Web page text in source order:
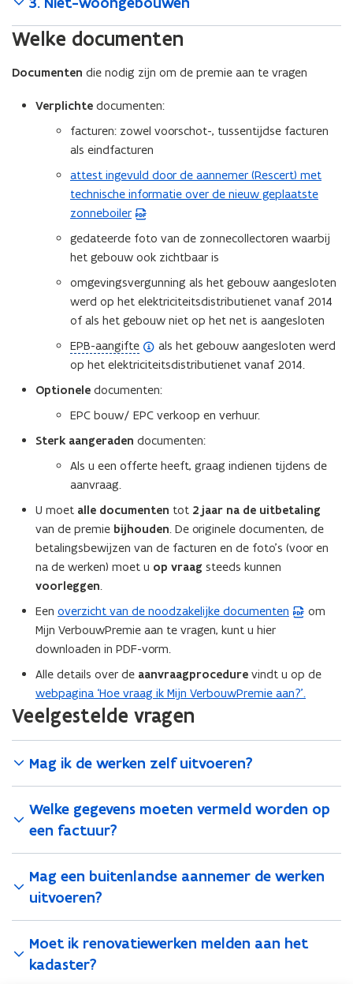
Welke documenten
Documenten die nodig zijn om de premie aan te vragen
Verplichte documenten:
facturen: zowel voorschot-, tussentijdse facturen
als eindfacturen
attest ingevuld door de aannemer (Rescert) met
technische informatie over de nieuw geplaatste
zonneboiler
(
P
D
F
b
s
t
a
n
d
o
e
n
t
i
n
i
e
u
w
v
e
n
s
t
r
)
gedateerde foto van de zonnecollectoren waarbij
het gebouw ook zichtbaar is
omgevingsvergunning als het gebouw aangesloten
werd op het elektriciteitsdistributienet vanaf 2014
of als het gebouw niet op het net is aangesloten
EPB-aangifte
(
o
n
d
e
n
i
t
i
e
)
als het gebouw aangesloten werd
op het elektriciteitsdistributienet vanaf 2014.
Optionele documenten:
EPC bouw/ EPC verkoop en verhuur.
Sterk aangeraden documenten:
Als u een offerte heeft, graag indienen tijdens de
aanvraag.
U moet alle documenten tot 2 jaar na de uitbetaling
van de premie bijhouden. De originele documenten, de
betalingsbewijzen van de facturen en de foto’s (voor en
na de werken) moet u op vraag steeds kunnen
voorleggen.
Een overzicht van de noodzakelijke documenten
(
P
D
F
b
s
t
a
n
d
p
e
n
t
n
i
om
Mijn VerbouwPremie aan te vragen, kunt u hier
downloaden in PDF-vorm.
Alle details over de aanvraagprocedure vindt u op de
webpagina ‘Hoe vraag ik Mijn VerbouwPremie aan?’.
Veelgestelde vragen
Mag ik de werken zelf uitvoeren?
Welke gegevens moeten vermeld worden op
een factuur?
Mag een buitenlandse aannemer de werken
uitvoeren?
Moet ik renovatiewerken melden aan het
kadaster?